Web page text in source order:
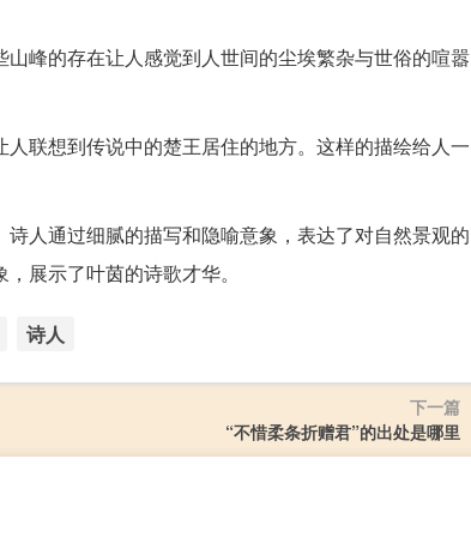
峰的存在让人感觉到人世间的尘埃繁杂与世俗的喧嚣
联想到传说中的楚王居住的地方。这样的描绘给人一
人通过细腻的描写和隐喻意象，表达了对自然景观的
展示了叶茵的诗歌才华。
诗人
下一篇
“不惜柔条折赠君”的出处是哪里